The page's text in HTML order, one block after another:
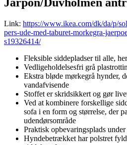
Link: https://www.ikea.com/dk/da/p/
pers-ude-med-taburet-morkegra-
s19326414/
Fleksible siddepladser til alle,
Vedligeholdelsesfri grå
Ekstra bløde mørkegrå hynder,
vandafvisende
Stoffet er skridsikkert og gør
Ved at kombinere forskellige
sofa i en form og størrelse, der
udendørsområde
Praktisk opbevaringsplads
Hyndebetrækket har polstret